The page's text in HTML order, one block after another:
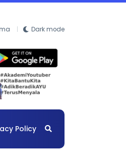
Dark mode
Policy